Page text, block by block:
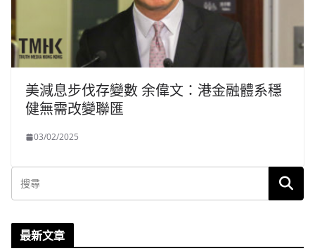
美減息步伐存變數 余偉文：港金融體系穩
健無需改變聯匯
03/02/2025
最新文章